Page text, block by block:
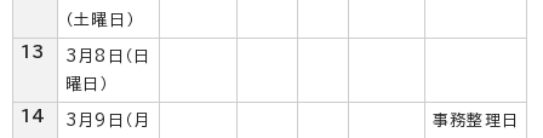
（土曜日）
13
3月8日（日
曜日）
14
3月9日（月
事務整理日